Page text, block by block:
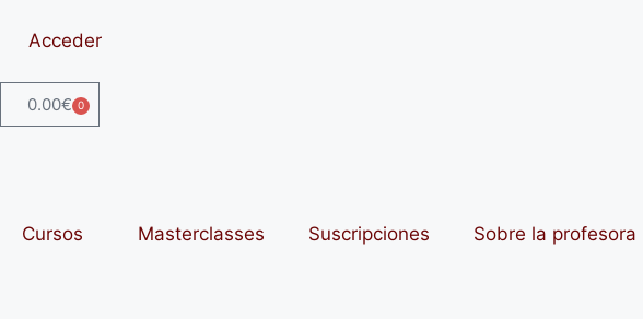
Acceder
0.00€ 0
Cursos Masterclasses Suscripciones Sobre la profesora